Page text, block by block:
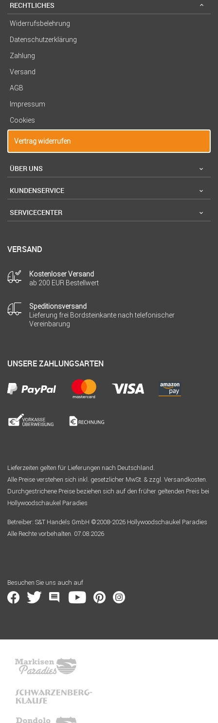
RECHTLICHES
Widerrufsbelehrung
Datenschutzerklärung
Zahlung
Versand
AGB
Impressum
Cookies
Vertrag widerrufen
ÜBER UNS
KUNDENSERVICE
SERVICECENTER
VERSAND
Kostenloser Versand
ab 200 EUR Bestellwert
Speditionsversand
Lieferung frei Bordsteinkante nach telefonischer
Vereinbarung
UNSERE ZAHLUNGSARTEN
Lieferzeiten gelten für Lieferungen nach Deutschland.
Alle Preise verstehen sich inkl. gesetzlicher MwSt. & zzgl. Versandkosten.
Durchgestrichene Preise beziehen sich auf den früher geltenden Preis bei
Hollywoodschaukel Paradies
Betreiber: S&T Handels GmbH ©2008-2026 Hollywoodschaukel Paradies
Alle Rechte vorbehalten. 07.08.2026
Besuchen Sie uns auch auf